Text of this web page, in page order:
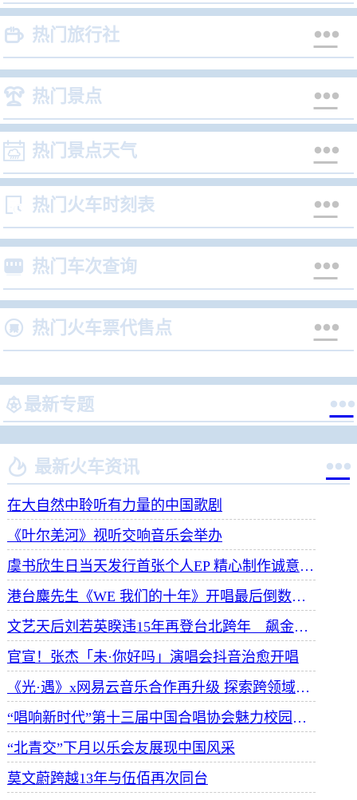
 热门旅行社 
 热门景点 
 热门景点天气 
 热门火车时刻表 
 热门车次查询 
 热门火车票代售点 
最新专题 
 最新火车资讯 
在大自然中聆听有力量的中国歌剧
《叶尔羌河》视听交响音乐会举办
虞书欣生日当天发行首张个人EP 精心制作诚意满满
港台麋先生《WE 我们的十年》开唱最后倒数 惊喜释出10周年纪念单曲宠粉
文艺天后刘若英睽违15年再登台北跨年 飙金嗓演唱经典招牌歌掀回忆杀
官宣！张杰「未·你好吗」演唱会抖音治愈开唱
《光·遇》x网易云音乐合作再升级 探索跨领域社交新体验
“唱响新时代”第十三届中国合唱协会魅力校园合唱展演开幕
“北青交”下月以乐会友展现中国风采
莫文蔚跨越13年与伍佰再次同台